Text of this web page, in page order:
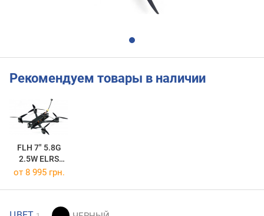
Рекомендуем товары в наличии
FLH 7" 5.8G
2.5W ELRS
915MHz
от 8 995 грн.